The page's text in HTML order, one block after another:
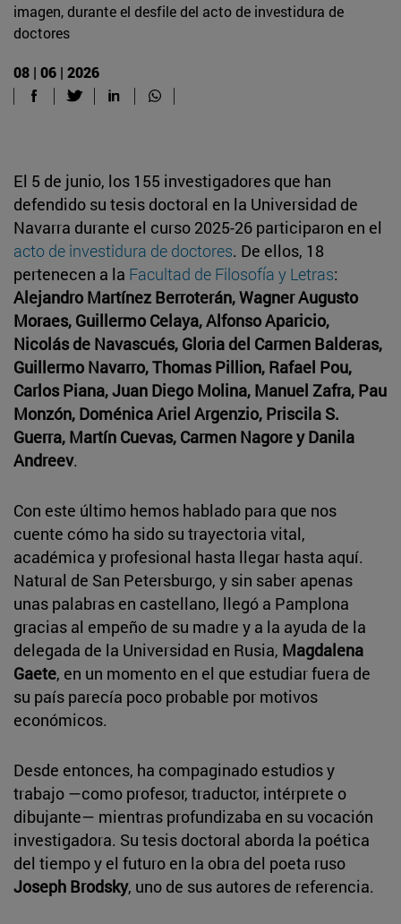
imagen, durante el desfile del acto de investidura de
doctores
08 | 06 | 2026
El 5 de junio, los 155 investigadores que han
defendido su tesis doctoral en la Universidad de
Navarra durante el curso 2025-26 participaron en el
acto de investidura de doctores. De ellos, 18
pertenecen a la Facultad de Filosofía y Letras:
Alejandro Martínez Berroterán, Wagner Augusto
Moraes, Guillermo Celaya, Alfonso Aparicio,
Nicolás de Navascués, Gloria del Carmen Balderas,
Guillermo Navarro, Thomas Pillion, Rafael Pou,
Carlos Piana, Juan Diego Molina, Manuel Zafra, Pau
Monzón, Doménica Ariel Argenzio, Priscila S.
Guerra, Martín Cuevas, Carmen Nagore y Danila
Andreev.
Con este último hemos hablado para que nos
cuente cómo ha sido su trayectoria vital,
académica y profesional hasta llegar hasta aquí.
Natural de San Petersburgo, y sin saber apenas
unas palabras en castellano, llegó a Pamplona
gracias al empeño de su madre y a la ayuda de la
delegada de la Universidad en Rusia, Magdalena
Gaete, en un momento en el que estudiar fuera de
su país parecía poco probable por motivos
económicos.
Desde entonces, ha compaginado estudios y
trabajo —como profesor, traductor, intérprete o
dibujante— mientras profundizaba en su vocación
investigadora. Su tesis doctoral aborda la poética
del tiempo y el futuro en la obra del poeta ruso
Joseph Brodsky, uno de sus autores de referencia.